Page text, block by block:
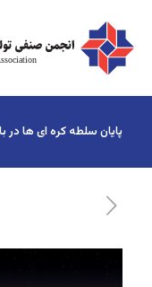
پایان سلطه کره ای ها در